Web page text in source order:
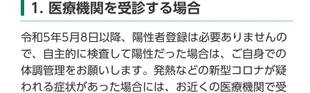
1. 医療機関を受診する場合
令和5年5月8日以降、陽性者登録は必要ありませんの
で、自主的に検査して陽性だった場合は、ご自身での
体調管理をお願いします。発熱などの新型コロナが疑
われる症状があった場合には、お近くの医療機関で受